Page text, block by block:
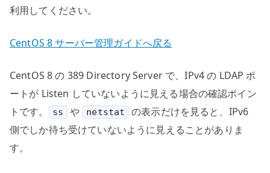
利用してください。
CentOS 8 サーバー管理ガイドへ戻る
CentOS 8 の 389 Directory Server で、IPv4 の LDAP ポ
ートが Listen していないように見える場合の確認ポイン
トです。
ss や netstat
の表示だけを見ると、IPv6
側でしか待ち受けていないように見えることがありま
す。